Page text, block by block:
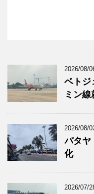
2026/08/
ベトジ
ミン
2026/08/
パタヤ
化
2026/07/